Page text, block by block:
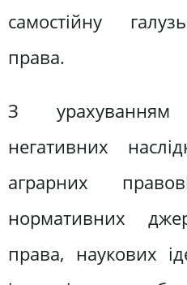
самостійну
права.
З
негативних
аграрних
нормативних
права, наукових